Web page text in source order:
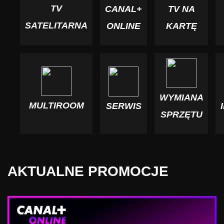
TV
SATELITARNA
CANAL+
ONLINE
TV NA
KARTĘ
MULTIROOM SERWIS
WYMIANA
SPRZĘTU
AKTUALNE PROMOCJE